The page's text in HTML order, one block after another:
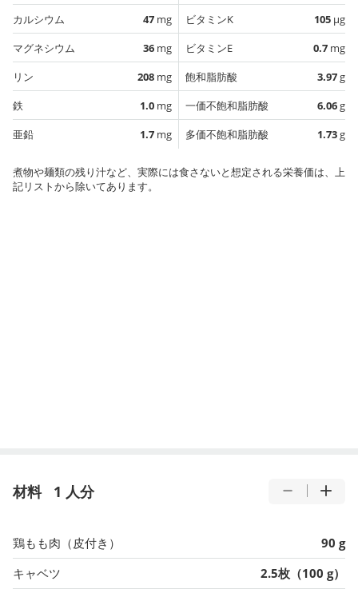
カルシウム
47 mg
マグネシウム
36 mg
リン
208 mg
鉄
1.0 mg
亜鉛
1.7 mg
ビタミンK
105 µg
ビタミンE
0.7 mg
飽和脂肪酸
3.97g
一価不飽和脂肪酸
6.06g
多価不飽和脂肪酸
1.73g
煮物や麺類の残り汁など、実際には食さないと想定される栄養価は、上
記リストから除いてあります。
材料 1 人分
鶏もも肉（皮付き）
90 g
キャベツ
2.5枚（100 g）